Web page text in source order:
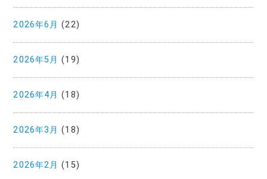
2026年6月 (22)
2026年5月 (19)
2026年4月 (18)
2026年3月 (18)
2026年2月 (15)